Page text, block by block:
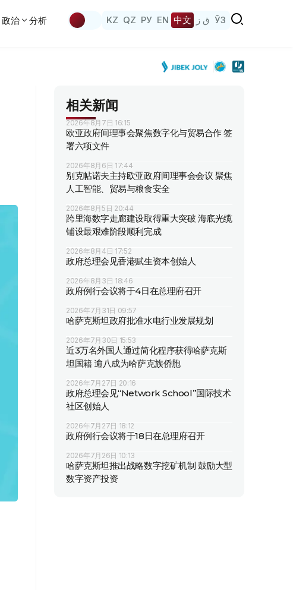
政治 分析 KZ QZ РУ EN 中文 ق ز ЎЗ
相关新闻
2026年8月7日 16:15
欧亚政府间理事会聚焦数字化与贸易合作 签
署六项文件
2026年8月6日 17:44
别克帖诺夫主持欧亚政府间理事会会议 聚焦
人工智能、贸易与粮食安全
2026年8月5日 20:44
跨里海数字走廊建设取得重大突破 海底光缆
铺设最艰难阶段顺利完成
2026年8月4日 17:52
政府总理会见香港赋生资本创始人
2026年8月3日 18:46
政府例行会议将于4日在总理府召开
2026年7月31日 09:57
哈萨克斯坦政府批准水电行业发展规划
2026年7月30日 15:53
近3万名外国人通过简化程序获得哈萨克斯
坦国籍 逾八成为哈萨克族侨胞
2026年7月27日 20:16
政府总理会见“Network School”国际技术
社区创始人
2026年7月27日 18:12
政府例行会议将于18日在总理府召开
2026年7月26日 10:13
哈萨克斯坦推出战略数字挖矿机制 鼓励大型
数字资产投资